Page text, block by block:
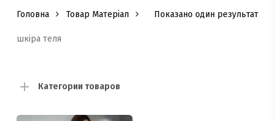
Показано один результат
Головна Товар Матеріал
шкіра теля
Категории товаров